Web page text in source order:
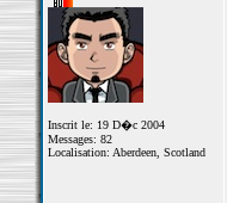
Inscrit le: 19 D�c 2004
Messages: 82
Localisation: Aberdeen, Scotland